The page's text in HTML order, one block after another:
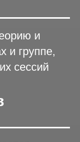
и
и группе,
сессий